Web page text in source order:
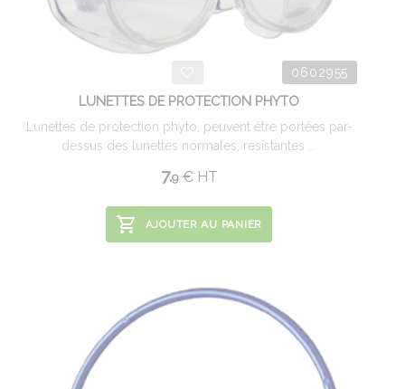
0602955
LUNETTES DE PROTECTION PHYTO
Lunettes de protection phyto, peuvent être portées par-
dessus des lunettes normales, résistantes ...
7.9 €HT
AJOUTER AU PANIER